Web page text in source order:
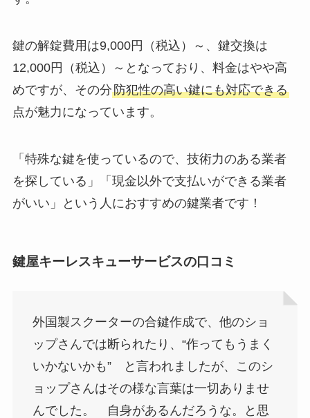
鍵の解錠費用は9,000円（税込）～、鍵交換は
12,000円（税込）～となっており、料金はやや高
めですが、その分防犯性の高い鍵にも対応できる
点が魅力になっています。
「特殊な鍵を使っているので、技術力のある業者
を探している」「現金以外で支払いができる業者
がいい」という人におすすめの鍵業者です！
鍵屋キーレスキューサービスの口コミ
外国製スクーターの合鍵作成で、他のショ
ップさんでは断られたり、“作ってもうまく
いかないかも” と言われましたが、このシ
ョップさんはその様な言葉は一切ありませ
んでした。 自身があるんだろうな。と思